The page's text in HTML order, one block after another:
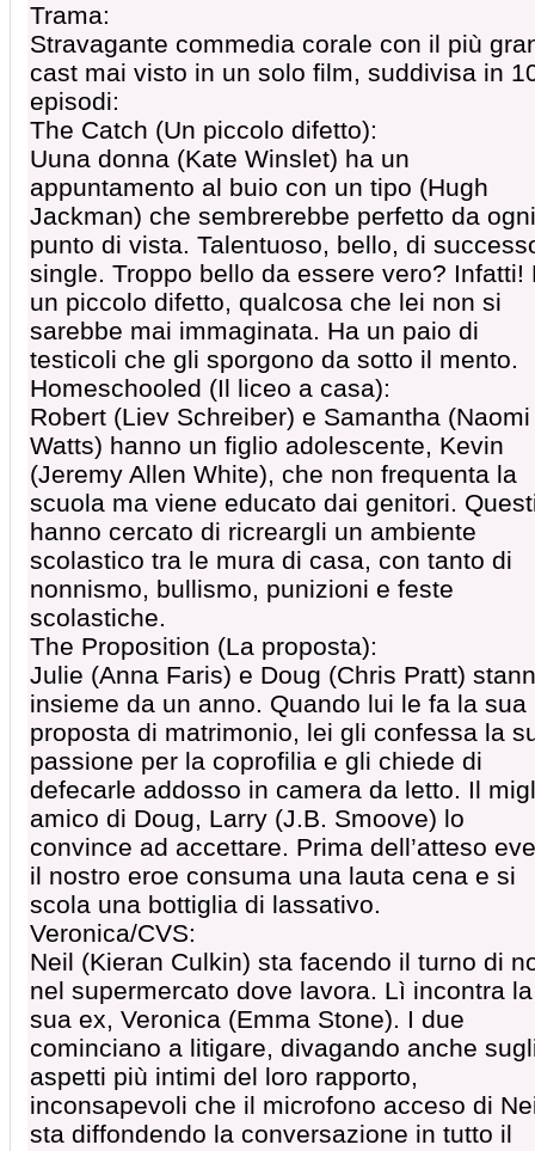
Trama:
Stravagante commedia corale con il più
cast mai visto in un solo film, suddivisa in
episodi:
The Catch (Un piccolo difetto):
Uuna donna (Kate Winslet) ha un
appuntamento al buio con un tipo (Hugh
Jackman) che sembrerebbe perfetto da ogni
punto di vista. Talentuoso, bello, di
single. Troppo bello da essere vero? Infatti!
un piccolo difetto, qualcosa che lei non si
sarebbe mai immaginata. Ha un paio di
testicoli che gli sporgono da sotto il mento.
Homeschooled (Il liceo a casa):
Robert (Liev Schreiber) e Samantha (Naomi
Watts) hanno un figlio adolescente, Kevin
(Jeremy Allen White), che non frequenta la
scuola ma viene educato dai genitori.
hanno cercato di ricreargli un ambiente
scolastico tra le mura di casa, con tanto di
nonnismo, bullismo, punizioni e feste
scolastiche.
The Proposition (La proposta):
Julie (Anna Faris) e Doug (Chris Pratt)
insieme da un anno. Quando lui le fa la sua
proposta di matrimonio, lei gli confessa la
passione per la coprofilia e gli chiede di
defecarle addosso in camera da letto. Il
amico di Doug, Larry (J.B. Smoove) lo
convince ad accettare. Prima dell’atteso
il nostro eroe consuma una lauta cena e si
scola una bottiglia di lassativo.
Veronica/CVS:
Neil (Kieran Culkin) sta facendo il turno di
nel supermercato dove lavora. Lì incontra la
sua ex, Veronica (Emma Stone). I due
cominciano a litigare, divagando anche
aspetti più intimi del loro rapporto,
inconsapevoli che il microfono acceso di
sta diffondendo la conversazione in tutto il